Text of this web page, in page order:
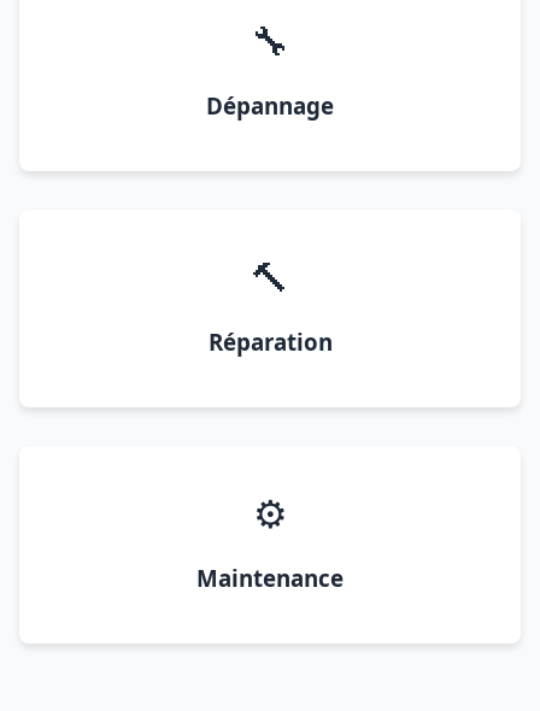
🔧
Dépannage
🔨
Réparation
⚙️
Maintenance